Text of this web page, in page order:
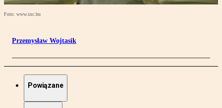
Foto: www.sxc.hu
Przemysław Wojtasik
Powiązane